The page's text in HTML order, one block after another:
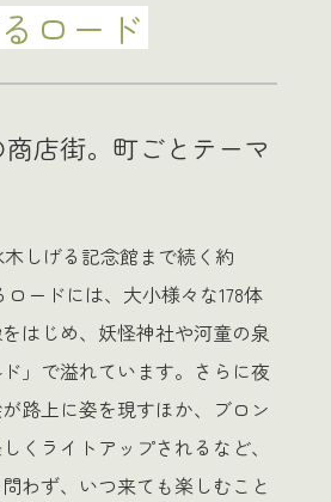
ロード
店街。町ごとテーマ
しげる記念館まで続く約
ロードには、大小様々な178体
はじめ、妖怪神社や河童の泉
」で溢れています。さらに夜
路上に姿を現すほか、ブロン
くライトアップされるなど、
わず、いつ来ても楽しむこと